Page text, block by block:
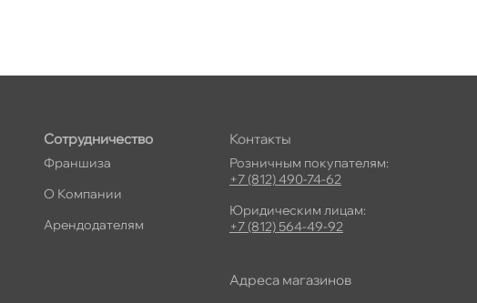
Сотрудничество
Франшиза
О Компании
Арендодателям
Контакты
Розничным покупателям:
+7 (812) 490-74-62
Юридическим лицам:
+7 (812) 564-49-92
Адреса магазино